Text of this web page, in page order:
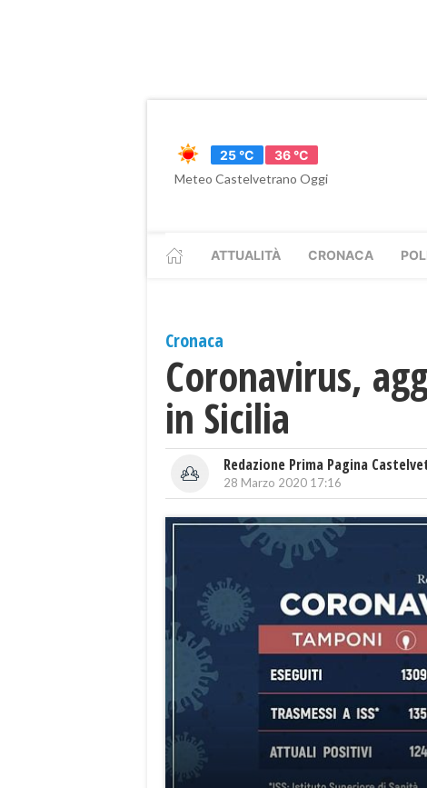
25 °C
36 °C
Meteo Castelvetrano Oggi
ATTUALITÀ CRONACA
Cronaca
Coronavirus,
in Sicilia
Redazione Prima Pagina
28 Marzo 2020 17:16